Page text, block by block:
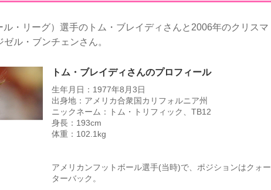
・リーグ）選手のトム・ブレイディさんと2006年のクリスマ
ル・ブンチェンさん。
トム・ブレイディさんのプロフィール
生年月日：1977年8月3日
出身地：アメリカ合衆国カリフォルニア州
ニックネーム：トム・トリフィック、TB12
身長：193cm
体重：102.1kg
アメリカンフットボール選手(当時)で、ポジションはクォー
ターバック。